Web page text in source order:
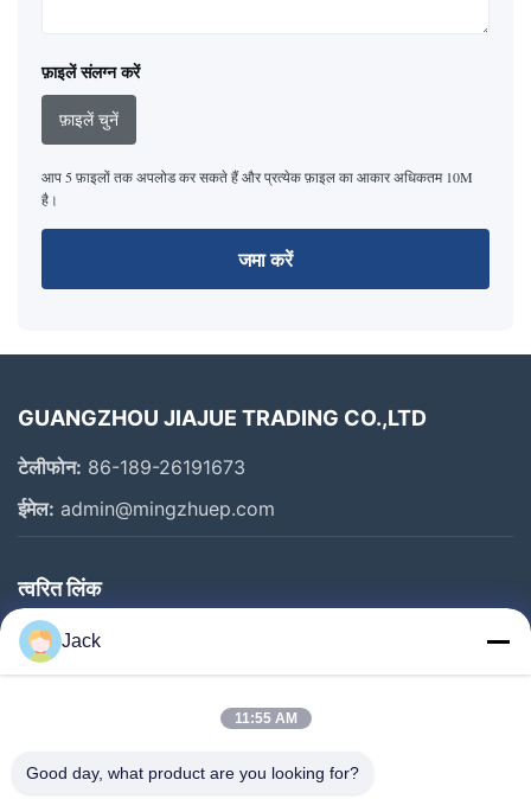
फ़ाइलें संलग्न करें
फ़ाइलें चुनें
आप 5 फ़ाइलों तक अपलोड कर सकते हैं और प्रत्येक फ़ाइल का आकार अधिकतम 10M
है।
जमा करें
GUANGZHOU JIAJUE TRADING CO.,LTD
टेलीफोन: 86-189-26191673
ईमेल: admin@mingzhuep.com
त्वरित लिंक
घर
उत्पाद
कारखाने का दौरा
Jack
11:55 AM
Good day, what product are you looking for?